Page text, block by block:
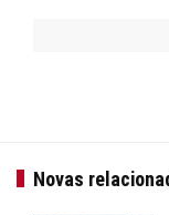
Novas